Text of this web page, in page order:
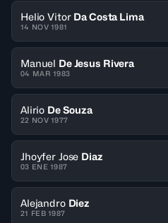
Helio Vitor Da Costa Lima
14 NOV 1981
Manuel De Jesus Rivera
04 MAR 1983
Alirio De Souza
22 NOV 1977
Jhoyfer Jose Diaz
03 ENE 1987
Alejandro Diez
21 FEB 1987